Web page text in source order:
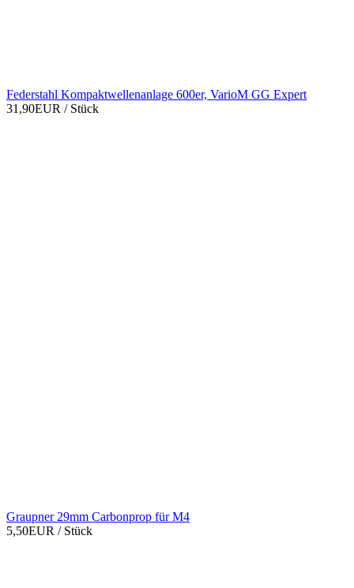
Federstahl Kompaktwellenanlage 600er, VarioM GG Expert
31,90EUR / Stück
Graupner 29mm Carbonprop für M4
5,50EUR / Stück